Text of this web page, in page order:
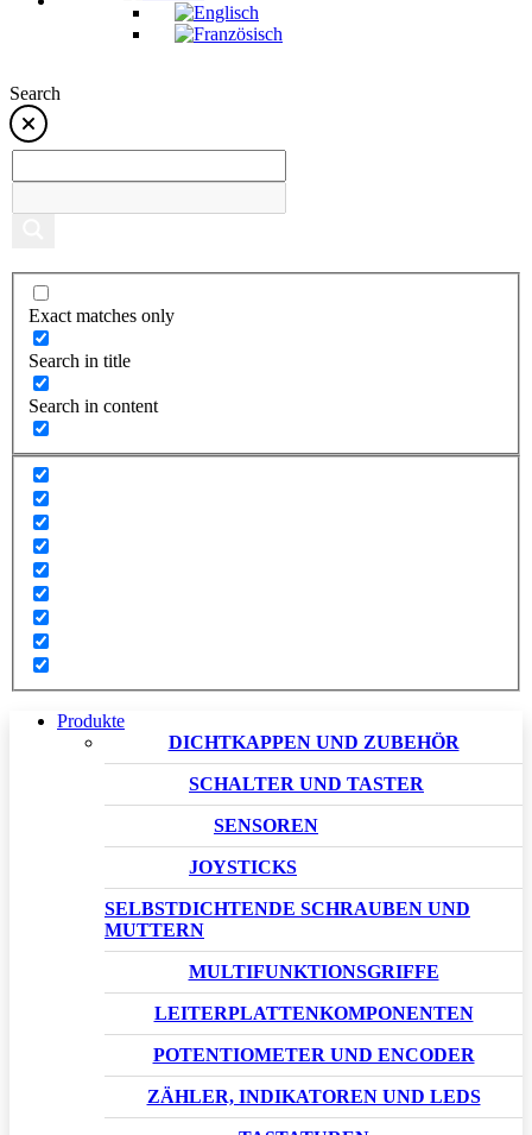
Search
Exact matches only
Search in title
Search in content
Produkte
DICHTKAPPEN UND ZUBEHÖR
SCHALTER UND TASTER
SENSOREN
JOYSTICKS
SELBSTDICHTENDE SCHRAUBEN UND
MUTTERN
MULTIFUNKTIONSGRIFFE
LEITERPLATTENKOMPONENTEN
POTENTIOMETER UND ENCODER
ZÄHLER, INDIKATOREN UND LEDS